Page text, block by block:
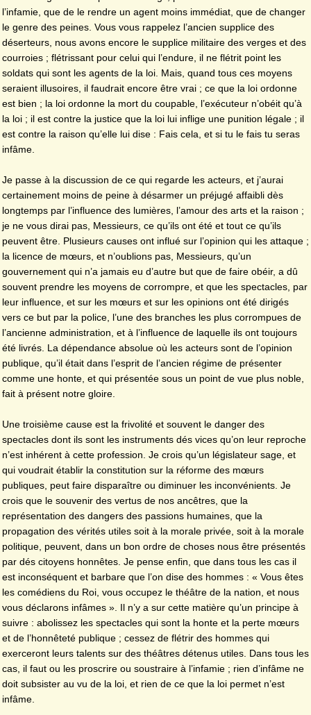
l’infamie, que de le rendre un agent moins immédiat, que de changer
le genre des peines. Vous vous rappelez l’ancien supplice des
déserteurs, nous avons encore le supplice militaire des verges et des
courroies ; flétrissant pour celui qui l’endure, il ne flétrit point les
soldats qui sont les agents de la loi. Mais, quand tous ces moyens
seraient illusoires, il faudrait encore être vrai ; ce que la loi ordonne
est bien ; la loi ordonne la mort du coupable, l’exécuteur n’obéit qu’à
la loi ; il est contre la justice que la loi lui inflige une punition légale ; il
est contre la raison qu’elle lui dise : Fais cela, et si tu le fais tu seras
infâme.
Je passe à la discussion de ce qui regarde les acteurs, et j’aurai
certainement moins de peine à désarmer un préjugé affaibli dès
longtemps par l’influence des lumières, l’amour des arts et la raison ;
je ne vous dirai pas, Messieurs, ce qu’ils ont été et tout ce qu’ils
peuvent être. Plusieurs causes ont influé sur l’opinion qui les attaque ;
la licence de mœurs, et n’oublions pas, Messieurs, qu’un
gouvernement qui n’a jamais eu d’autre but que de faire obéir, a dû
souvent prendre les moyens de corrompre, et que les spectacles, par
leur influence, et sur les mœurs et sur les opinions ont été dirigés
vers ce but par la police, l’une des branches les plus corrompues de
l’ancienne administration, et à l’influence de laquelle ils ont toujours
été livrés. La dépendance absolue où les acteurs sont de l’opinion
publique, qu’il était dans l’esprit de l’ancien régime de présenter
comme une honte, et qui présentée sous un point de vue plus noble,
fait à présent notre gloire.
Une troisième cause est la frivolité et souvent le danger des
spectacles dont ils sont les instruments dés vices qu’on leur reproche
n’est inhérent à cette profession. Je crois qu’un législateur sage, et
qui voudrait établir la constitution sur la réforme des mœurs
publiques, peut faire disparaître ou diminuer les inconvénients. Je
crois que le souvenir des vertus de nos ancêtres, que la
représentation des dangers des passions humaines, que la
propagation des vérités utiles soit à la morale privée, soit à la morale
politique, peuvent, dans un bon ordre de choses nous être présentés
par dés citoyens honnêtes. Je pense enfin, que dans tous les cas il
est inconséquent et barbare que l’on dise des hommes : « Vous êtes
les comédiens du Roi, vous occupez le théâtre de la nation, et nous
vous déclarons infâmes ». Il n’y a sur cette matière qu’un principe à
suivre : abolissez les spectacles qui sont la honte et la perte mœurs
et de l’honnêteté publique ; cessez de flétrir des hommes qui
exerceront leurs talents sur des théâtres détenus utiles. Dans tous les
cas, il faut ou les proscrire ou soustraire à l’infamie ; rien d’infâme ne
doit subsister au vu de la loi, et rien de ce que la loi permet n’est
infâme.